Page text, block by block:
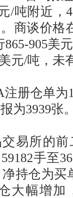
/吨附近，
商谈价格
905美
元/吨，未
册仓单为
为3939张
所的前
手至
持仓为买
大幅增